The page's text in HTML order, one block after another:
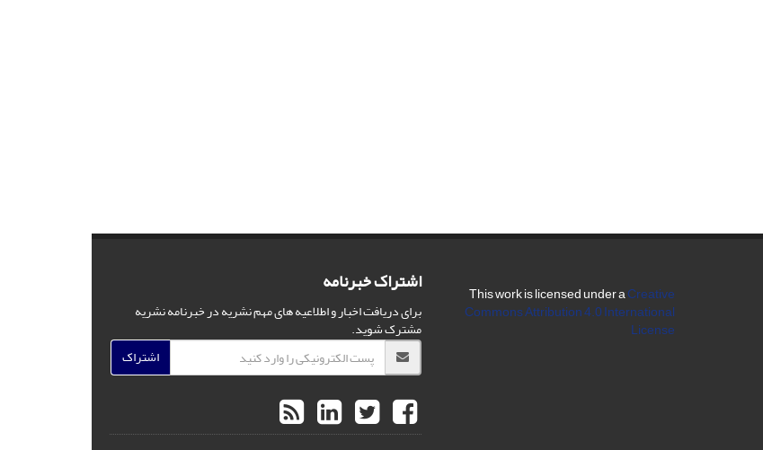
This work is licensed under aCreative
Commons Attribution 4.0 International
License
اشتراک خبرنامه
برای دریافت اخبار و اطلاعیه های مهم نشریه در خبرنامه نشریه
مشترک شوید.
اشتراک